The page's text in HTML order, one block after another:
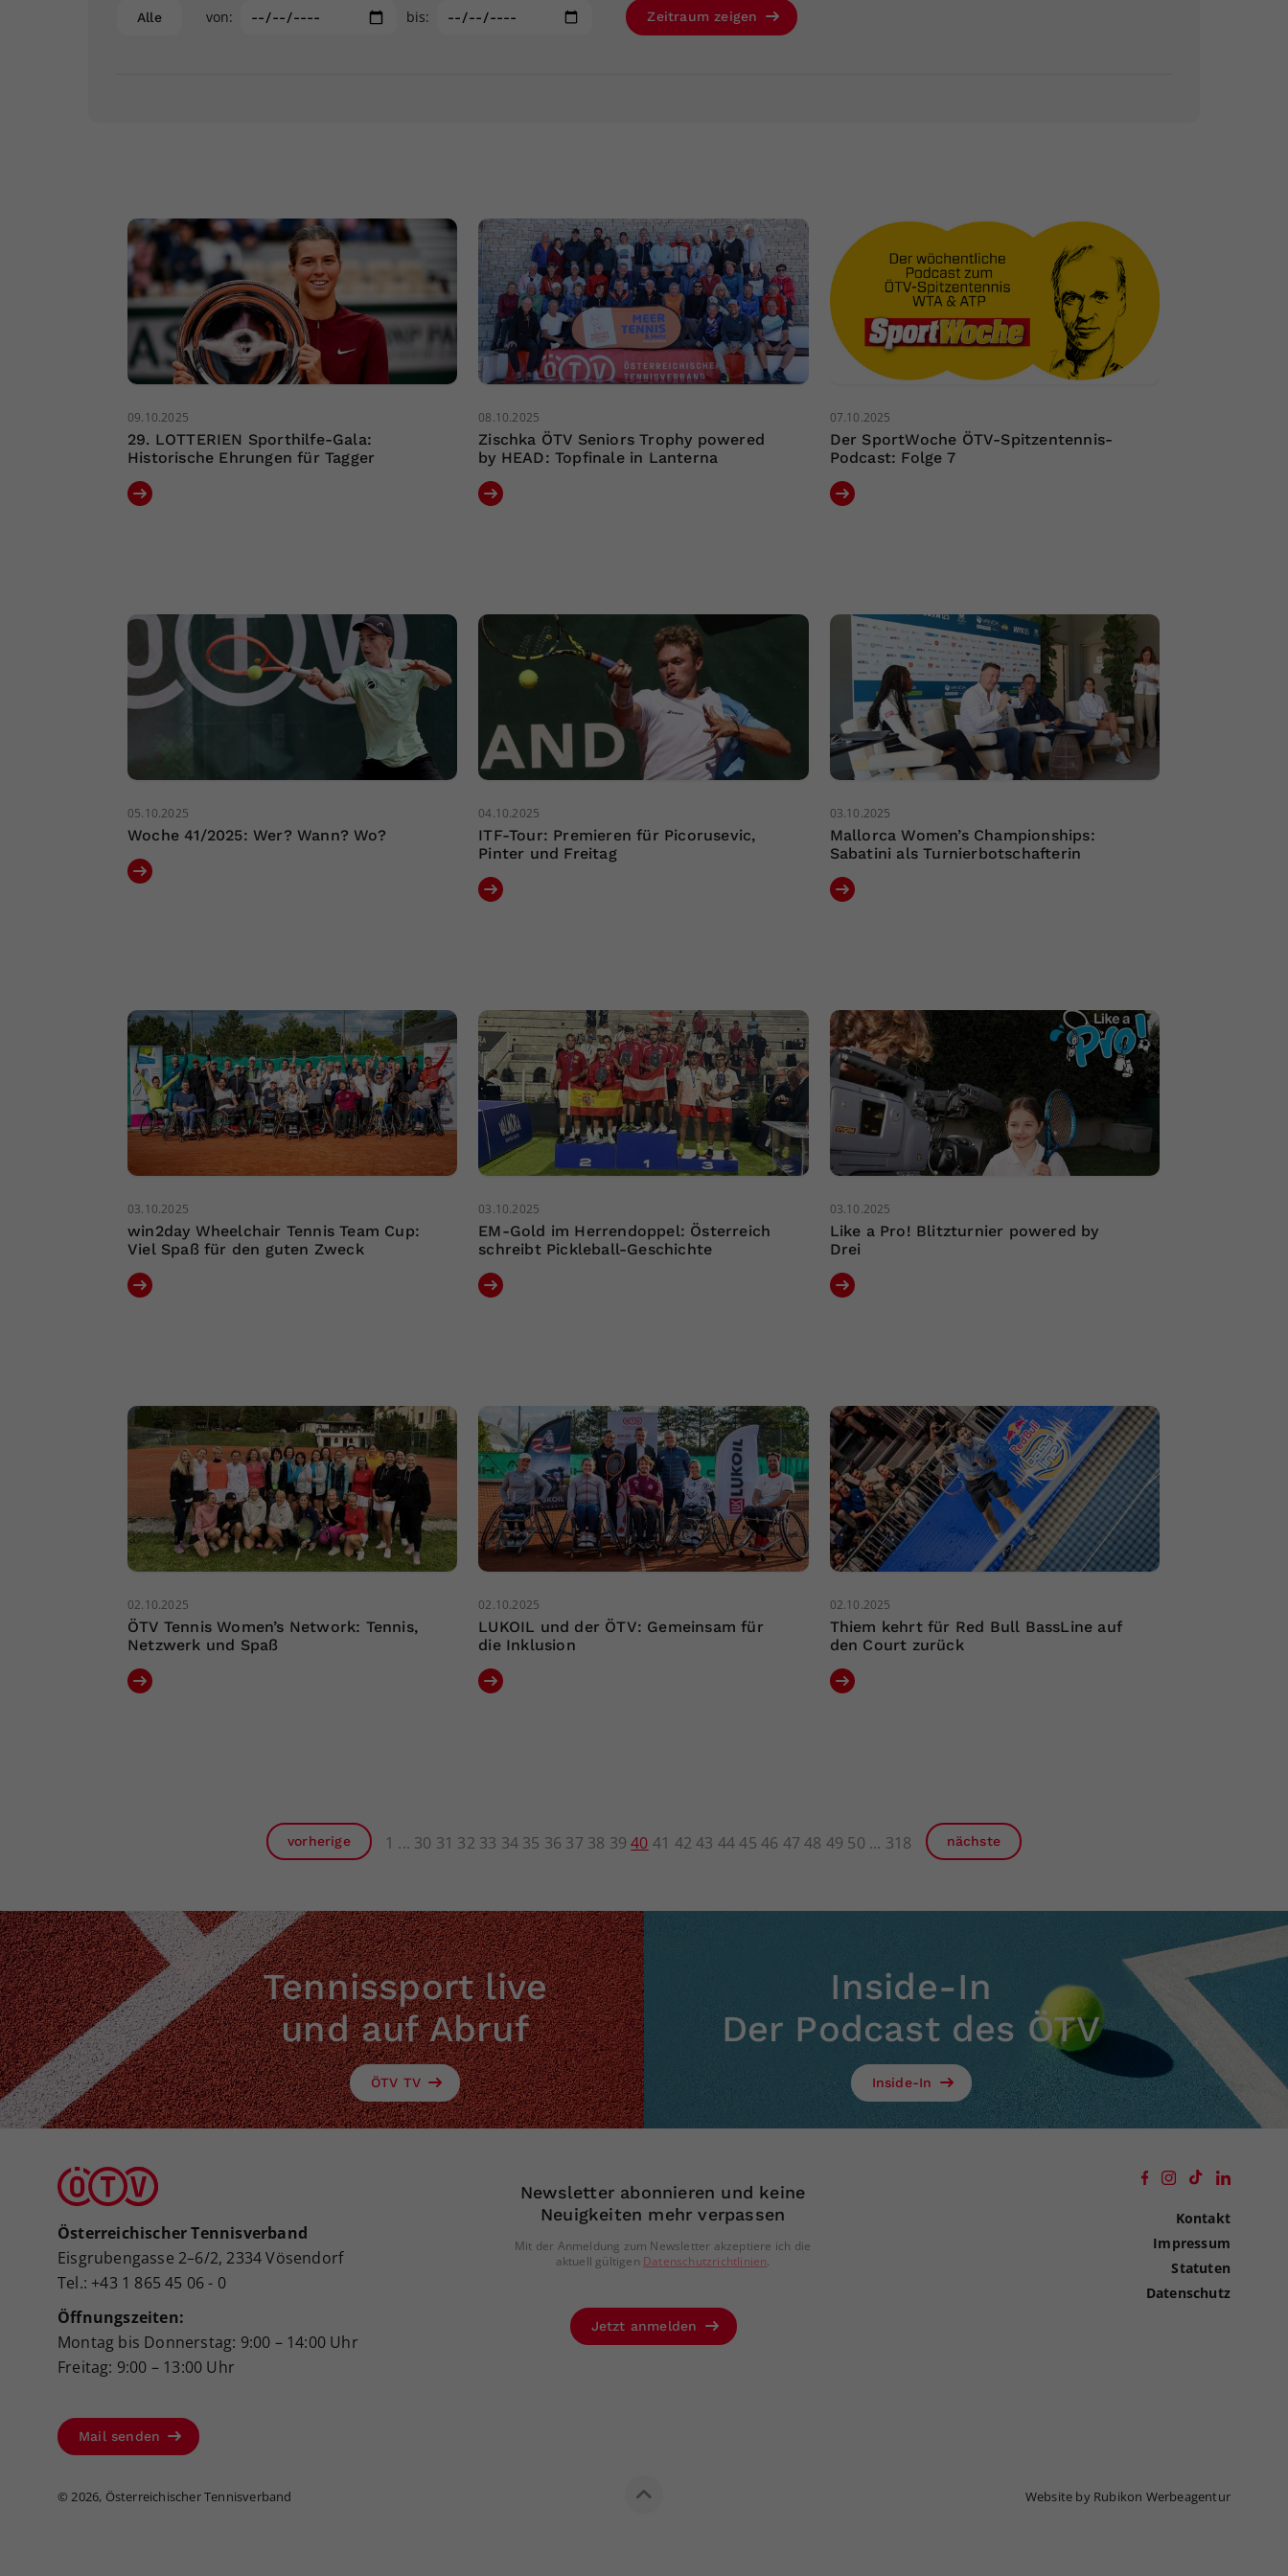
Alle von: bis: Zeitraum zeigen
09.10.2025
29. LOTTERIEN Sporthilfe-Gala:
Historische Ehrungen für Tagger
08.10.2025
Zischka ÖTV Seniors Trophy powered
by HEAD: Topfinale in Lanterna
07.10.2025
Der SportWoche ÖTV-Spitzentennis-
Podcast: Folge 7
05.10.2025
Woche 41/2025: Wer? Wann? Wo?
04.10.2025
ITF-Tour: Premieren für Picorusevic,
Pinter und Freitag
03.10.2025
Mallorca Women’s Championships:
Sabatini als Turnierbotschafterin
03.10.2025
win2day Wheelchair Tennis Team Cup:
Viel Spaß für den guten Zweck
03.10.2025
EM-Gold im Herrendoppel: Österreich
schreibt Pickleball-Geschichte
03.10.2025
Like a Pro! Blitzturnier powered by
Drei
02.10.2025
ÖTV Tennis Women’s Network: Tennis,
Netzwerk und Spaß
02.10.2025
LUKOIL und der ÖTV: Gemeinsam für
die Inklusion
02.10.2025
Thiem kehrt für Red Bull BassLine auf
den Court zurück
vorherige 1 30 31 32 33 34 35 36 37 38 39 40 41 42 43 4445 46 47 48 49 50 318 nächste
Tennissport live
und auf Abruf
ÖTV TV
Inside-In
Der Podcast des ÖTV
Inside-In
Österreichischer Tennisverband
Eisgrubengasse 2–6/2, 2334 Vösendorf
Tel.: +43 1 865 45 06 - 0
Öffnungszeiten:
Montag bis Donnerstag: 9:00 – 14:00 Uhr
Freitag: 9:00 – 13:00 Uhr
Mail senden
Newsletter abonnieren und keine
Neuigkeiten mehr verpassen
Mit der Anmeldung zum Newsletter akzeptiere ich die
aktuell gültigen Datenschutzrichtlinien.
Jetzt anmelden
Kontakt
Impressum
Statuten
Datenschutz
© 2026, Österreichischer Tennisverband Website by Rubikon Werbeagentur
Ihrer vorgenommen Einstellungen, falls der